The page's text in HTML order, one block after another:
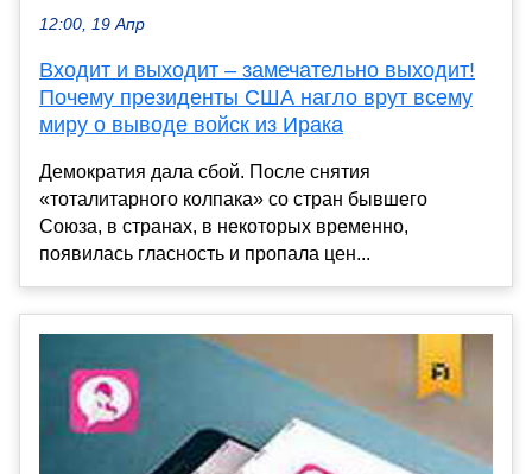
12:00, 19 Апр
Входит и выходит – замечательно выходит!
Почему президенты США нагло врут всему
миру о выводе войск из Ирака
Демократия дала сбой. После снятия
«тоталитарного колпака» со стран бывшего
Союза, в странах, в некоторых временно,
появилась гласность и пропала цен...